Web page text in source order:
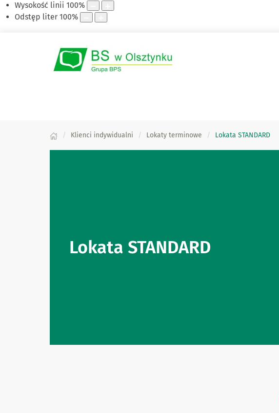
Wysokość linii 100%
Odstęp liter 100%
Klienci indywidualni Lokaty terminowe Lokata STANDARD
Lokata STANDARD